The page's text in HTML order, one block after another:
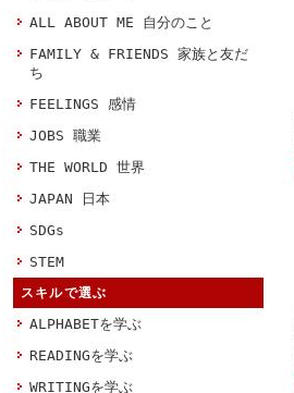
ALL ABOUT ME 自分のこと
FAMILY & FRIENDS 家族と友だ
ち
FEELINGS 感情
JOBS 職業
THE WORLD 世界
JAPAN 日本
SDGs
STEM
スキルで選ぶ
ALPHABETを学ぶ
READINGを学ぶ
WRITINGを学ぶ